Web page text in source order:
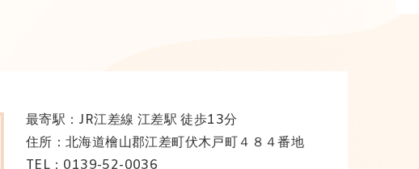
最寄駅：JR江差線 江差駅 徒歩13分
住所：北海道檜山郡江差町伏木戸町４８４番地
TEL：0139-52-0036